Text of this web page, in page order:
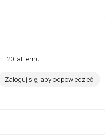
20 lat temu
Zaloguj się, aby odpowiedzieć